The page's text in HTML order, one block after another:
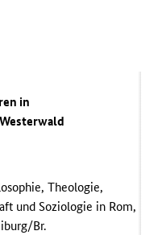
in
Theologie,
und Soziologie in Rom,
Br.